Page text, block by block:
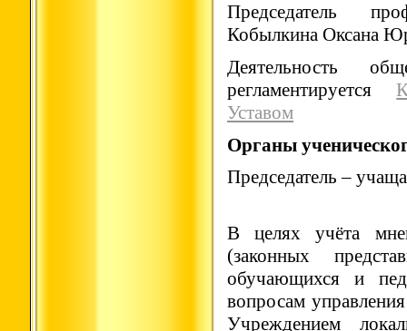
Председатель
Кобылкина Оксана
Деятельность
регламентируется
Уставом
Органы
Председатель –
В целях учёта
(законных
обучающихся и
вопросам
Учреждением